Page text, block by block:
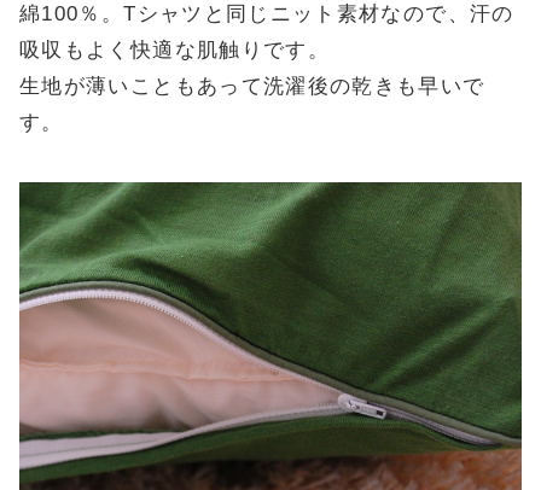
綿100％。Tシャツと同じニット素材なので、汗の
吸収もよく快適な肌触りです。
生地が薄いこともあって洗濯後の乾きも早いで
す。